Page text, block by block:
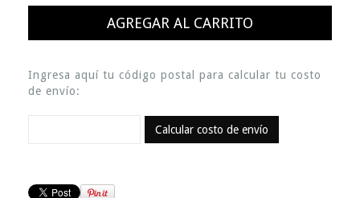
Ingresa aquí tu código postal para calcular tu costo
de envío:
Calcular costo de envío